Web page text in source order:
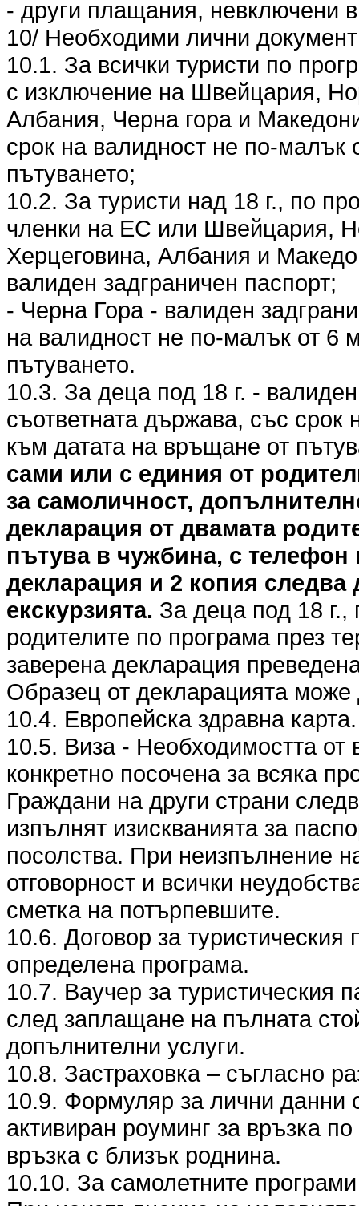
- други плащания, невключени
10/ Необходими лични
10.1. За всички туристи по
с изключение на Швейцария,
Албания, Черна гора и
срок на валидност не по-
пътуването;
10.2. За туристи над 18 г., по
членки на ЕС или Швейцария,
Херцеговина, Албания и
валиден задграничен паспорт;
- Черна Гора - валиден
на валидност не по-малък от 6
пътуването.
10.3. За деца под 18 г. -
съответната държава, със
към датата на връщане от
сами или с единия от
за самоличност,
декларация от двамата
пътува в чужбина, с телефон
декларация и 2 копия следва
екскурзията. За деца под 18
родителите по програма през
заверена декларация
Образец от декларацията
10.4. Европейска здравна карта.
10.5. Виза - Необходимостта от
конкретно посочена за всяка
Граждани на други страни
изпълнят изискванията за
посолства. При неизпълнение
отговорност и всички
сметка на потърпевшите.
10.6. Договор за
определена програма.
10.7. Ваучер за туристическия
след заплащане на пълната
допълнителни услуги.
10.8. Застраховка – съгласно
10.9. Формуляр за лични данни
активиран роуминг за връзка
връзка с близък роднина.
10.10. За самолетните